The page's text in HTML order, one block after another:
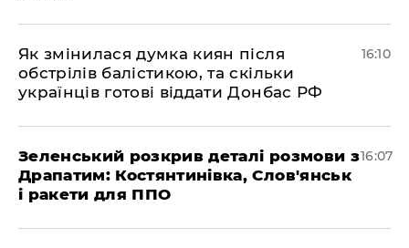
Як змінилася думка киян після
обстрілів балістикою, та скільки
українців готові віддати Донбас РФ
16:10
Зеленський розкрив деталі розмови з
Драпатим: Костянтинівка, Слов'янськ
і ракети для ППО
16:07